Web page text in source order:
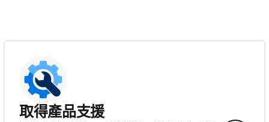
取得產品支援